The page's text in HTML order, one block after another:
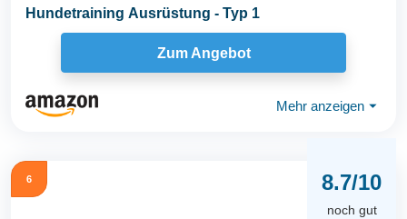
Hundetraining Ausrüstung - Typ 1
Zum Angebot
Mehr anzeigen ⏷
6 8.7/10
noch gut